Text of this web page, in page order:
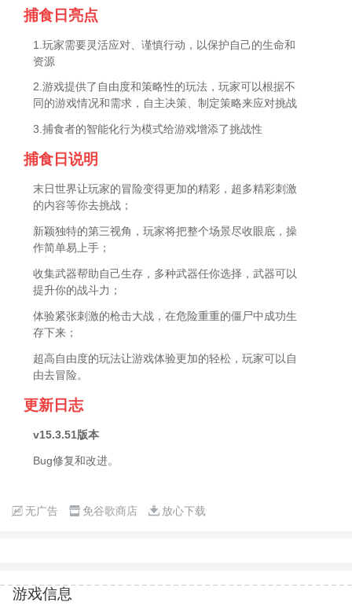
捕食日亮点
1.玩家需要灵活应对、谨慎行动，以保护自己的生命和
资源
2.游戏提供了自由度和策略性的玩法，玩家可以根据不
同的游戏情况和需求，自主决策、制定策略来应对挑战
3.捕食者的智能化行为模式给游戏增添了挑战性
捕食日说明
末日世界让玩家的冒险变得更加的精彩，超多精彩刺激
的内容等你去挑战；
新颖独特的第三视角，玩家将把整个场景尽收眼底，操
作简单易上手；
收集武器帮助自己生存，多种武器任你选择，武器可以
提升你的战斗力；
体验紧张刺激的枪击大战，在危险重重的僵尸中成功生
存下来；
超高自由度的玩法让游戏体验更加的轻松，玩家可以自
由去冒险。
更新日志
v15.3.51版本
Bug修复和改进。
无广告 免谷歌商店 放心下载
游戏信息